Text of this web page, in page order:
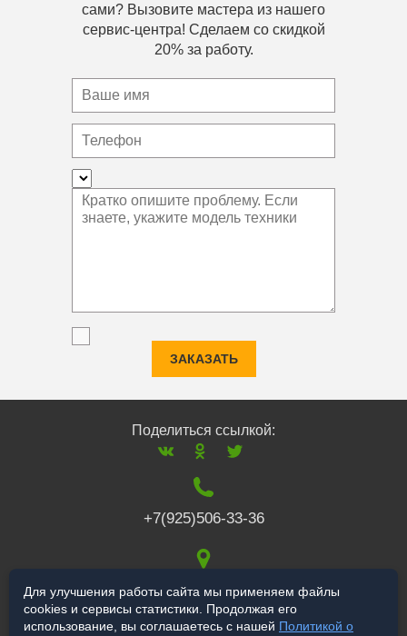
сами? Вызовите мастера из нашего
сервис-центра! Сделаем со скидкой
20% за работу.
ЗАКАЗАТЬ
Поделиться ссылкой:
+7(925)506-33-36
117519,г. Москва,
Варшавское ш., 132
Для улучшения работы сайта мы применяем файлы
cookies и сервисы статистики. Продолжая его
использование, вы соглашаетесь с нашей Политикой о